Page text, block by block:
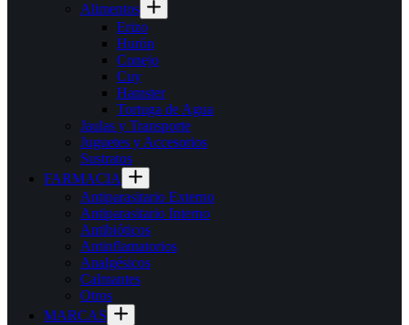
Alimentos
Erizo
Hurón
Conejo
Cuy
Hamster
Tortuga de Agua
Jaulas y Transporte
Juguetes y Accesorios
Sustratos
FARMACIA
Antiparasitario Externo
Antiparasitario Interno
Antibióticos
Antinflamatorios
Analgésicos
Calmantes
Otros
MARCAS